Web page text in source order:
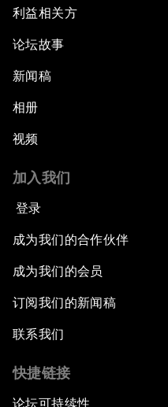
利益相关方
论坛故事
新闻稿
相册
视频
加入我们
登录
成为我们的合作伙伴
成为我们的会员
订阅我们的新闻稿
联系我们
快捷链接
论坛可持续性